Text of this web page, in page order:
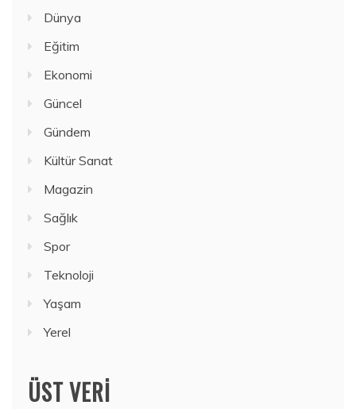
Dünya
Eğitim
Ekonomi
Güncel
Gündem
Kültür Sanat
Magazin
Sağlık
Spor
Teknoloji
Yaşam
Yerel
ÜST VERI